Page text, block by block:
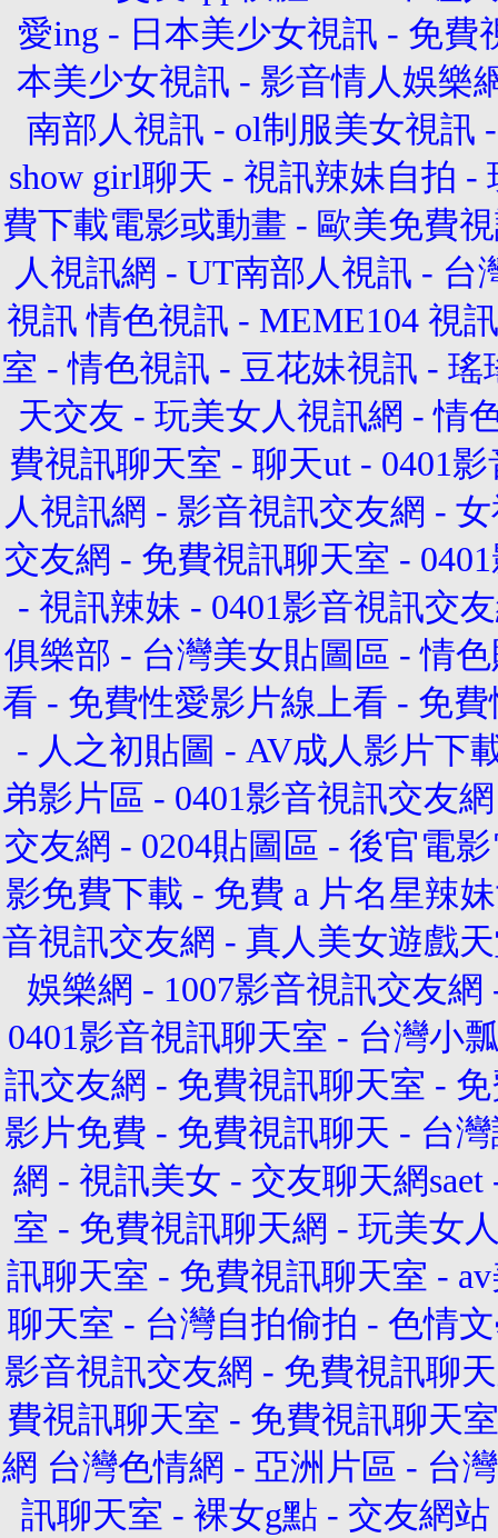
愛ing - 日本美少女視訊 - 免費
本美少女視訊 - 影音情人娛樂
南部人視訊 - ol制服美女視訊
show girl聊天 - 視訊辣妹自拍 -
費下載電影或動畫 - 歐美免費
人視訊網 - UT南部人視訊 - 台
視訊 情色視訊 - MEME104 視
室 -情色視訊 - 豆花妹視訊 - 瑤
天交友 - 玩美女人視訊網 -情
費視訊聊天室 - 聊天ut- 0401
人視訊網 - 影音視訊交友網 -
交友網 - 免費視訊聊天室 -
- 視訊辣妹 - 0401影音視訊交
俱樂部 - 台灣美女貼圖區 -情
看 - 免費性愛影片線上看 - 免
- 人之初貼圖 - AV成人影片下
弟影片區 - 0401影音視訊交友網
交友網 - 0204貼圖區 - 後官電
影免費下載 - 免費 a 片名星辣
音視訊交友網 - 真人美女遊戲
娛樂網 - 1007影音視訊交友網
0401影音視訊聊天室 - 台灣小
訊交友網 - 免費視訊聊天室 -
影片免費 - 免費視訊聊天 - 台
網 - 視訊美女 - 交友聊天網saet
室 - 免費視訊聊天網 - 玩美女
訊聊天室 - 免費視訊聊天室 -
聊天室 - 台灣自拍偷拍 - 色情
影音視訊交友網 - 免費視訊聊
費視訊聊天室 - 免費視訊聊天室
網 台灣色情網 - 亞洲片區 - 台
訊聊天室 - 裸女g點 - 交友網站